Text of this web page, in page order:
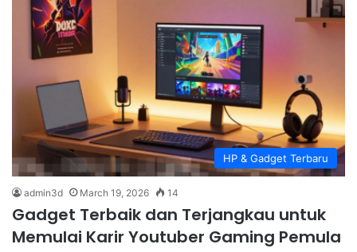
HP & Gadget Terbaru
admin3d March 19, 2026 14
Gadget Terbaik dan Terjangkau untuk
Memulai Karir Youtuber Gaming Pemula